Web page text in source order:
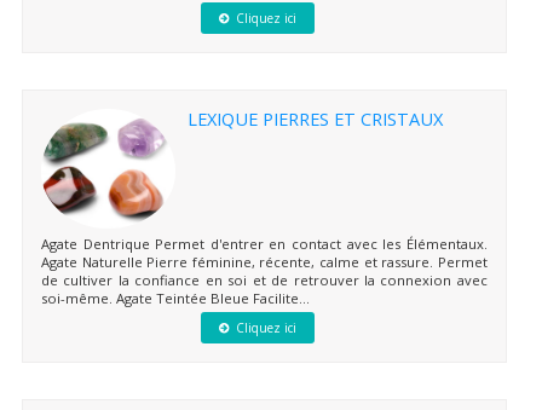
Cliquez ici
LEXIQUE PIERRES ET CRISTAUX
Agate Dentrique Permet d'entrer en contact avec les Élémentaux.
Agate Naturelle Pierre féminine, récente, calme et rassure. Permet
de cultiver la confiance en soi et de retrouver la connexion avec
soi-même. Agate Teintée Bleue Facilite...
Cliquez ici